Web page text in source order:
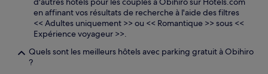
en affinant vos résultats de recherche à l'aide des filtres
<< Adultes uniquement >> ou << Romantique >> sous <<
Expérience voyageur >>.
Quels sont les meilleurs hôtels avec parking gratuit à Obihiro
?